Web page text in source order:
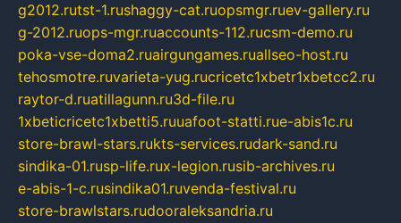
g2012.rutst-1.rushaggy-cat.ruopsmgr.ruev-gallery.ru
g-2012.ruops-mgr.ruaccounts-112.rucsm-demo.ru
poka-vse-doma2.ruairgungames.ruallseo-host.ru
tehosmotre.ruvarieta-yug.rucricetc1xbetr1xbetcc2.ru
raytor-d.ruatillagunn.ru3d-file.ru
1xbeticricetc1xbetti5.ruuafoot-statti.rue-abis1c.ru
store-brawl-stars.rukts-services.rudark-sand.ru
sindika-01.rusp-life.rux-legion.rusib-archives.ru
e-abis-1-c.rusindika01.ruvenda-festival.ru
store-brawlstars.rudooraleksandria.ru